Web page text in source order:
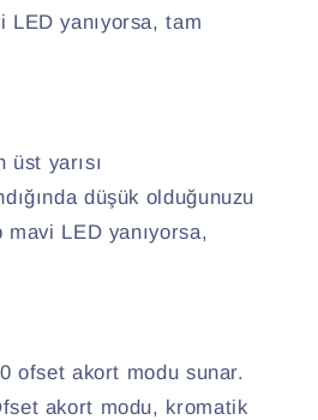
LED yanıyorsa, tam
yarısı
düşük olduğunuzu
LED yanıyorsa,
ofset akort modu sunar.
akort modu, kromatik